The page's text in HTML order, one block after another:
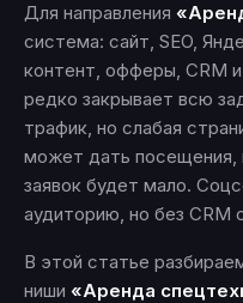
Для направления
система: сайт, SEO,
контент, офферы, CRM
редко закрывает всю
трафик, но слабая
может дать посещения,
заявок будет мало.
аудиторию, но без CRM
В этой статье
ниши «Аренда